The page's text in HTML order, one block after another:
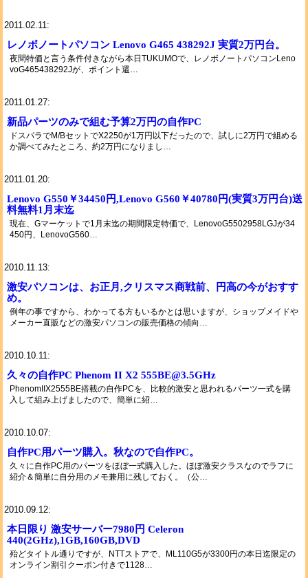
2011.02.11:
レノボノートパソコン Lenovo G465 438292J 実質2万円台。
夜間特価と言う条件付きながら本日TUKUMOで、レノボノートパソコンLeno
voG465438292Jが、ポイント還…
2011.01.27:
新品パーツのみで組む予算2万円の自作PC
ドスパラでM/BセットでX2250が1万円以下だったので、試しに2万円で組める
か調べてみたところ、約2万円になりまし…
2011.01.20:
Lenovo G550￥34450円,Lenovo G560￥40780円(実質3万円台)送
料無料1月末迄
現在、Gマーケットで1月末迄の期間限定特価で、LenovoG5502958LGJが34
450円、LenovoG560…
2010.11.13:
激安パソコンは、お正月,クリスマス商戦前、円高の今がおすす
め。
例年の事ですから、わかってる方もいるかとは思いますが、ショップメイドや
メーカー直販などの激安パソコンの販売価格の傾向…
2010.10.11:
久々の自作PC Phenom II X2 555BE@3.5GHz
PhenomIIX2555BE搭載の自作PCを、比較的激安と思われるパーツ一式を購
入して組み上げましたので、簡単に紹…
2010.10.07:
自作PC用パーツ購入。秋なので自作PC。
久々に自作PC用のパーツをほぼ一式購入した。ほぼ激安クラスなのでラフに
紹介＆簡単に自分用のメモ兼用に残しておく。（公…
2010.09.12:
本日限り 激安サーバー7980円 Celeron
440(2GHz),1GB,160GB,DVD
殆どタイトル通りですが、NTTストアで、ML110G5が3300円の本日迄限定の
オンライン割引クーポン付きで1128…